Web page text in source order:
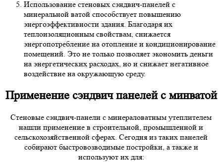
Использование стеновых сэндвич-панелей с
минеральной ватой способствует повышению
энергоэффективности здания. Благодаря их
теплоизоляционным свойствам, снижается
энергопотребление на отопление и кондиционирование
помещений. Это не только позволяет экономить деньги
на энергетических расходах, но и снижает негативное
воздействие на окружающую среду.
Применение сэндвич панелей с минватой
Стеновые сэндвич-панели с минераловатным утеплителем
нашли применение в строительной, промышленной и
сельскохозяйственной сферах. Сегодня из таких панелей
собирают быстровозводимые постройки, а также и
используют их для: